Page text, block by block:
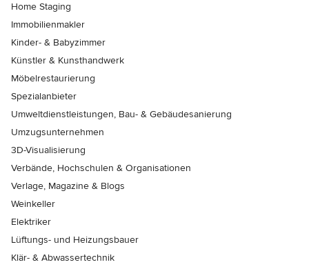
Home Staging
Immobilienmakler
Kinder- & Babyzimmer
Künstler & Kunsthandwerk
Möbelrestaurierung
Spezialanbieter
Umweltdienstleistungen, Bau- & Gebäudesanierung
Umzugsunternehmen
3D-Visualisierung
Verbände, Hochschulen & Organisationen
Verlage, Magazine & Blogs
Weinkeller
Elektriker
Lüftungs- und Heizungsbauer
Klär- & Abwassertechnik